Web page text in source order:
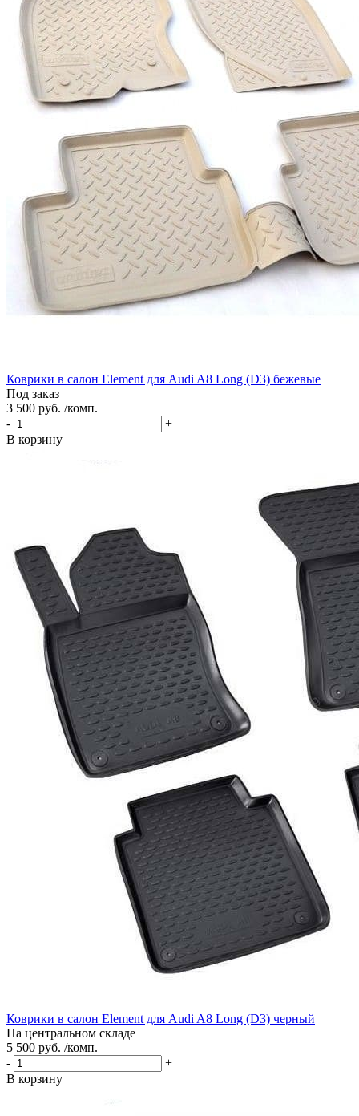
Коврики в салон Element для Audi A8 Long (D3) бежевые
Под заказ
3 500 руб. /комп.
-
+
В корзину
Коврики в салон Element для Audi A8 Long (D3) черный
На центральном складе
5 500 руб. /комп.
-
+
В корзину